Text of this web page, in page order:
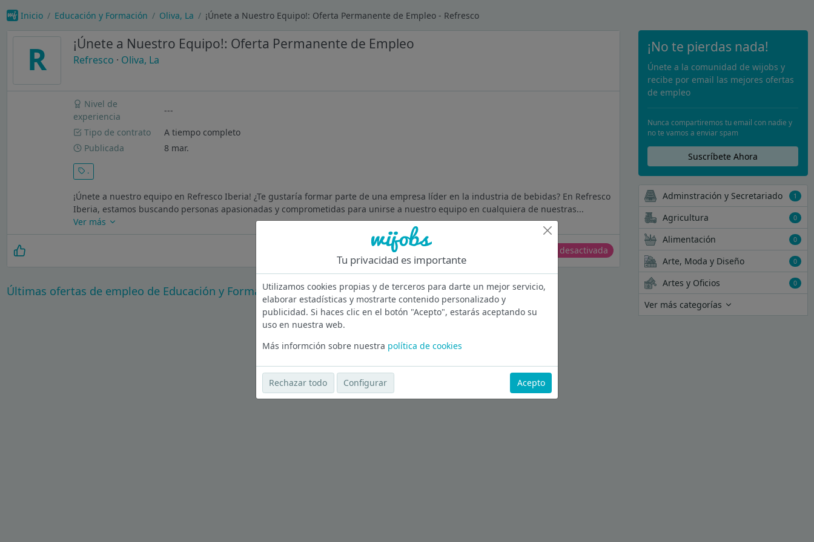
Inicio Educación y Formación Oliva, La ¡Únete a Nuestro Equipo!: Oferta Permanente de Empleo - Refresco
R ¡Únete a Nuestro Equipo!: Oferta Permanente de Empleo
Refresco · Oliva, La
Nivel de
experiencia
---
Tipo de contrato
A tiempo completo
Publicada
8 mar.
.
¡Únete a nuestro equipo en Refresco Iberia! ¿Te gustaría formar parte de una empresa líder en la industria de bebidas? En Refresco
Iberia, estamos buscando personas apasionadas y comprometidas para unirse a nuestro equipo en cualquiera de nuestras...
Ver más
Oferta desactivada
Últimas ofertas de empleo de Educación y Formación en Las Palmas
Ver más ofertas
¡No te pierdas nada!
Únete a la comunidad de wijobs y
recibe por email las mejores ofertas
de empleo
Nunca compartiremos tu email con nadie y
no te vamos a enviar spam
Suscríbete Ahora
Adminstración y Secretariado 1
Agricultura 0
Alimentación 0
Arte, Moda y Diseño 0
Artes y Oficios 0
Ver más categorías
Tu privacidad es importante
Utilizamos cookies propias y de terceros para darte un mejor servicio,
elaborar estadísticas y mostrarte contenido personalizado y
publicidad. Si haces clic en el botón "Acepto", estarás aceptando su
uso en nuestra web.
Más informción sobre nuestra política de cookies
Rechazar todo Configurar Acepto